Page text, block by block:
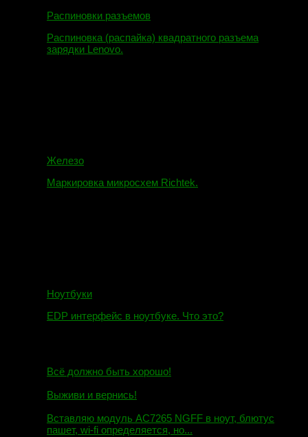
Распиновки разъемов
Распиновка (распайка) квадратного разъема
зарядки Lenovo.
Железо
Маркировка микросхем Richtek.
Ноутбуки
EDP интерфейс в ноутбуке. Что это?
Всё должно быть хорошо!
Выживи и вернись!
Вставляю модуль AC7265 NGFF в ноут, блютус
пашет, wi-fi определяется, но...